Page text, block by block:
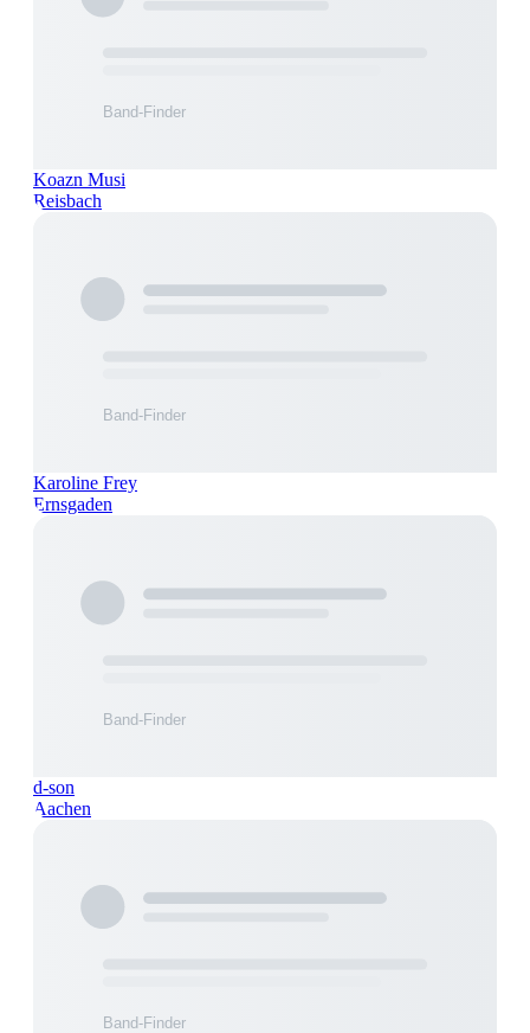
Koazn Musi
Reisbach
Karoline Frey
Ernsgaden
d-son
Aachen